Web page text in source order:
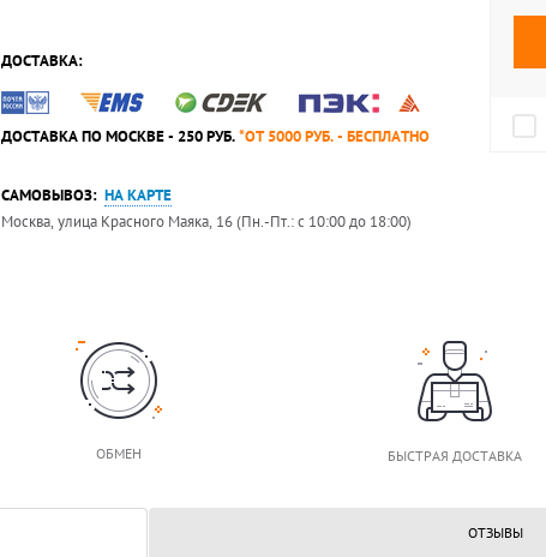
ДОСТАВКА:
ДОСТАВКА ПО МОСКВЕ - 250 РУБ.*ОТ 5000 РУБ. - БЕСПЛАТНО
САМОВЫВОЗ: НА КАРТЕ
Москва, улица Красного Маяка, 16 (Пн.-Пт.: с 10:00 до 18:00)
ОБМЕН БЫСТРАЯ ДОСТАВКА
ОТЗЫВЫ